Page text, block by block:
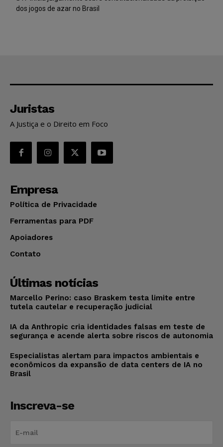
dos jogos de azar no Brasil
Juristas
A Justiça e o Direito em Foco
Empresa
Política de Privacidade
Ferramentas para PDF
Apoiadores
Contato
Últimas notícias
Marcello Perino: caso Braskem testa limite entre
tutela cautelar e recuperação judicial
IA da Anthropic cria identidades falsas em teste de
segurança e acende alerta sobre riscos de autonomia
Especialistas alertam para impactos ambientais e
econômicos da expansão de data centers de IA no
Brasil
Inscreva-se